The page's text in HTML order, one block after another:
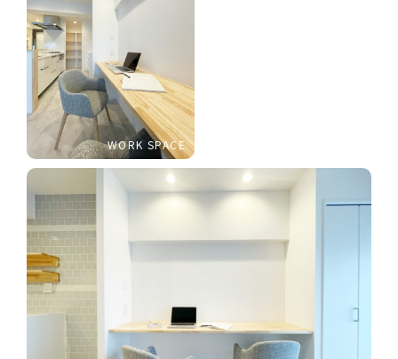
WORK SPACE